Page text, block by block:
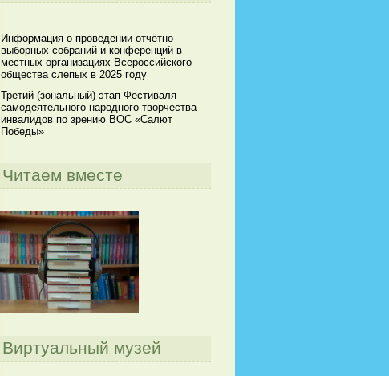
Информация о проведении отчётно-
выборных собраний и конференций в
местных организациях Всероссийского
общества слепых в 2025 году
Третий (зональный) этап Фестиваля
самодеятельного народного творчества
инвалидов по зрению ВОС «Салют
Победы»
Читаем вместе
Виртуальный музей